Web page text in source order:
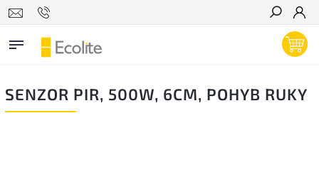
Hľadať
SENZOR PIR, 500W, 6CM, POHYB RUKY